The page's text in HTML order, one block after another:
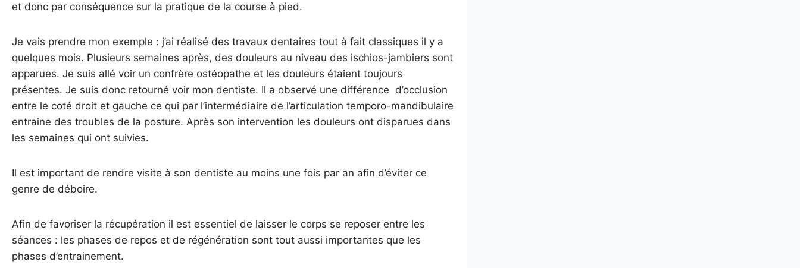
et donc par conséquence sur la pratique de la course à pied.
Je vais prendre mon exemple : j’ai réalisé des travaux dentaires tout à fait classiques il y a
quelques mois. Plusieurs semaines après, des douleurs au niveau des ischios-jambiers sont
apparues. Je suis allé voir un confrère ostéopathe et les douleurs étaient toujours
présentes. Je suis donc retourné voir mon dentiste. Il a observé une différence d’occlusion
entre le coté droit et gauche ce qui par l’intermédiaire de l’articulation temporo-mandibulaire
entraine des troubles de la posture. Après son intervention les douleurs ont disparues dans
les semaines qui ont suivies.
Il est important de rendre visite à son dentiste au moins une fois par an afin d’éviter ce
genre de déboire.
Afin de favoriser la récupération il est essentiel de laisser le corps se reposer entre les
séances : les phases de repos et de régénération sont tout aussi importantes que les
phases d’entrainement.